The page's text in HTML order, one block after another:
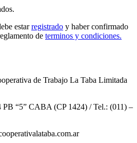
estarregistrado y haber confirmado
de terminos y condiciones.
de Trabajo La Taba Limitada
PB “5” CABA (CP 1424) / Tel.: (011) –